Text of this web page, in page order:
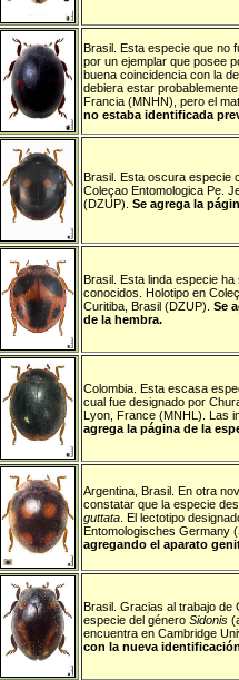
Brasil. Esta especie que no
por un ejemplar que posee
buena coincidencia con la
debiera estar
Francia (MNHN), pero el
no estaba identificada
Brasil. Esta oscura especie
Coleçao Entomologica Pe.
(DZUP). Se agrega la
Brasil. Esta linda especie
conocidos. Holotipo en
Curitiba, Brasil (DZUP). Se
de la hembra.
Colombia. Esta escasa
cual fue designado por
Lyon, France (MNHL). Las
agrega la página de la
Argentina, Brasil. En otra
constatar que la especie
guttata. El lectotipo
Entomologisches Germany
agregando el aparato
Brasil. Gracias al trabajo de
especie del género Sidonis
encuentra en Cambridge
con la nueva